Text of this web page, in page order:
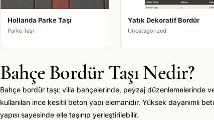
Hollanda Parke Taşı
Parke Taşı
Yatık Dekoratif Bordür
Uncategorized
Bahçe Bordür Taşı Nedir?
Bahçe bordür taşı; villa bahçelerinde, peyzaj düzenlemelerinde ve
kullanılan ince kesitli beton yapı elemanıdır. Yüksek
yapısı sayesinde elle taşınıp yerleştirilebilir.